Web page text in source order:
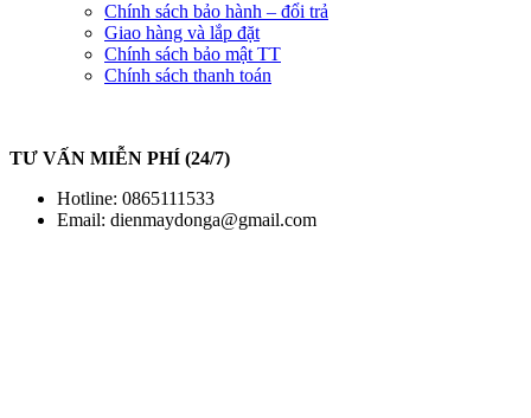
Chính sách bảo hành – đổi trả
Giao hàng và lắp đặt
Chính sách bảo mật TT
Chính sách thanh toán
TƯ VẤN MIỄN PHÍ (24/7)
Hotline: 0865111533
Email: dienmaydonga@gmail.com